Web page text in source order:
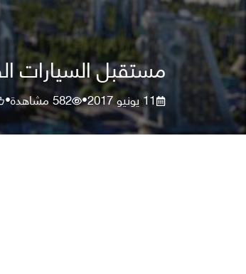
مستقبل السيارات
11 يونيو 2017 •
582مشاهدة•